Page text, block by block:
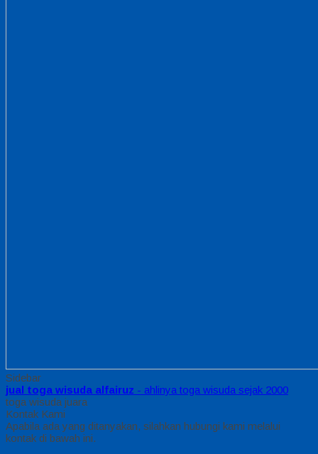
Sidebar
jual toga wisuda alfairuz - ahlinya toga wisuda sejak 2000
toga wisuda juara
Kontak Kami
Apabila ada yang ditanyakan, silahkan hubungi kami melalui
kontak di bawah ini.